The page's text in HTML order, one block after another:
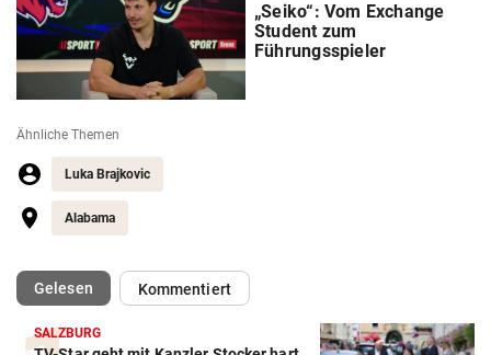
„Seiko“: Vom Exchange
Student zum
Führungsspieler
Ähnliche Themen
Luka Brajkovic
Alabama
Gelesen(ausgewählt)Kommentiert
SALZBURG